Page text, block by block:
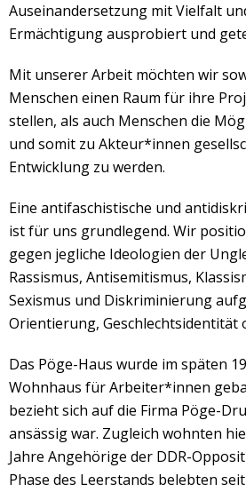
Auseinandersetzung mit Vielfalt
Ermächtigung ausprobiert und
Mit unserer Arbeit möchten wir
Menschen einen Raum für ihre
stellen, als auch Menschen die
und somit zu Akteur*innen
Entwicklung zu werden.
Eine antifaschistische und
ist für uns grundlegend. Wir
gegen jegliche Ideologien der
Rassismus, Antisemitismus,
Sexismus und Diskriminierung
Orientierung, Geschlechtsidentität
Das Pöge-Haus wurde im späten
Wohnhaus für Arbeiter*innen
bezieht sich auf die Firma Pöge-
ansässig war. Zugleich wohnten
Jahre Angehörige der DDR-
Phase des Leerstands belebten